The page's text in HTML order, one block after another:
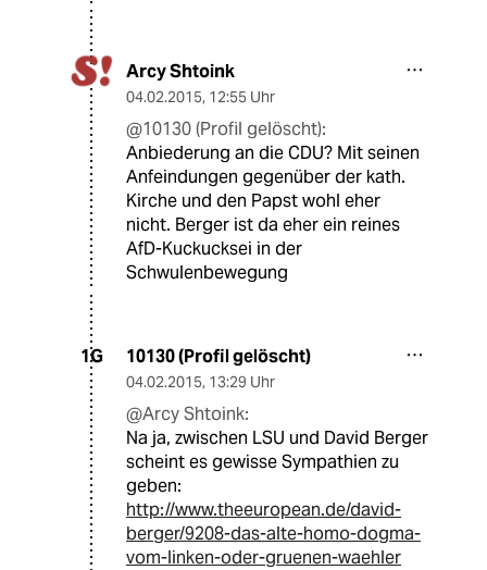
Arcy Shtoink
04.02.2015, 12:55 Uhr
@10130 (Profil gelöscht):
Anbiederung an die CDU? Mit seinen
Anfeindungen gegenüber der kath.
Kirche und den Papst wohl eher
nicht. Berger ist da eher ein reines
AfD-Kuckucksei in der
Schwulenbewegung
1G 10130 (Profil gelöscht)
04.02.2015, 13:29 Uhr
@Arcy Shtoink:
Na ja, zwischen LSU und David Berger
scheint es gewisse Sympathien zu
geben:
http://www.theeuropean.de/david-
berger/9208-das-alte-homo-dogma-
vom-linken-oder-gruenen-waehler